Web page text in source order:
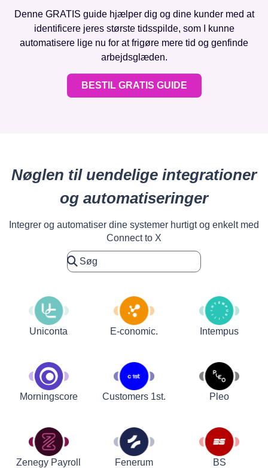
Denne GRATIS guide hjælper dig og dine kunder med at
identificere jeres største tidsspilde, som I kunne
automatisere lige nu for at frigøre mere tid og genfinde
arbejdsglæden.
BESTIL GRATIS GUIDE
Nøglen til uendelige integrationer
og automatiseringer
Integrer og automatiser dine systemer hurtigt og enkelt med
Connect to X
Uniconta E-conomic. Intempus
Morningscore Customers 1st. Pleo
Zenegy Payroll Fenerum
BS